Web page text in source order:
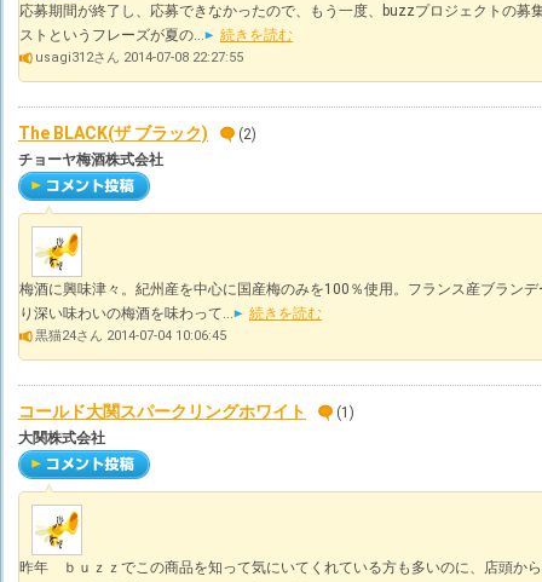
応募期間が終了し、応募できなかったので、もう一度、buzzプロジェクトの募
ストというフレーズが夏の...
続きを読む
usagi312さん 2014-07-08 22:27:55
The BLACK(ザ ブラック)
(2)
チョーヤ梅酒株式会社
梅酒に興味津々。紀州産を中心に国産梅のみを100％使用。フランス産ブラン
り深い味わいの梅酒を味わって...
続きを読む
黒猫24さん 2014-07-04 10:06:45
コールド大関スパークリングホワイト
(1)
大関株式会社
昨年 ｂｕｚｚでこの商品を知って気にいてくれている方も多いのに、店頭か